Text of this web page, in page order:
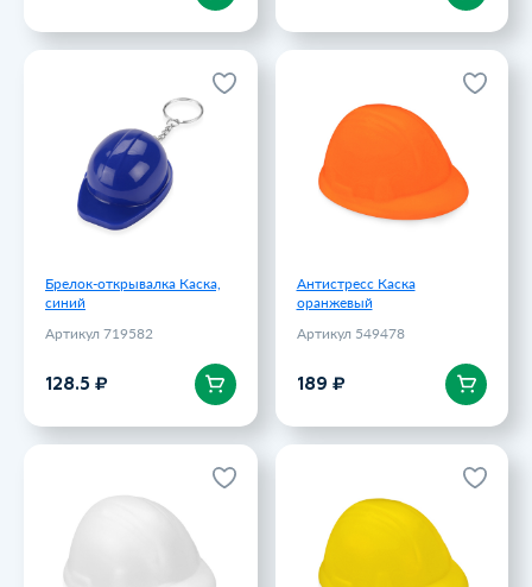
Брелок-открывалка Каска,
синий
Артикул 719582
128.5 ₽
Брелок-открывалка Каска,
синий
Артикул 719582
128.5 ₽
В корзину
Антистресс Каска
оранжевый
Артикул 549478
189 ₽
Антистресс Каска
оранжевый
Артикул 549478
189 ₽
Антистресс Каска, белый
Артикул 549476
189 ₽
Антистресс Каска, желтый
Артикул 549474
189 ₽